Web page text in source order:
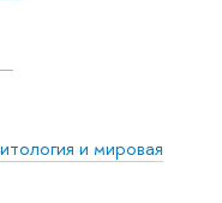
и мировая